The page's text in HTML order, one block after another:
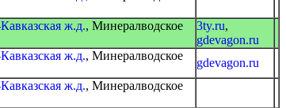
ж.д., Минералводское
3ty.ru,
gdevagon.ru
ж.д., Минералводское
gdevagon.ru
ж.д., Минералводское